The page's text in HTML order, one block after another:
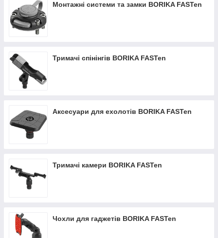
Монтажні системи та замки BORIKA FASTen
Тримачі спінінгів BORIKA FASTen
Аксесуари для ехолотів BORIKA FASTen
Тримачі камери BORIKA FASTen
Чохли для гаджетів BORIKA FASTen